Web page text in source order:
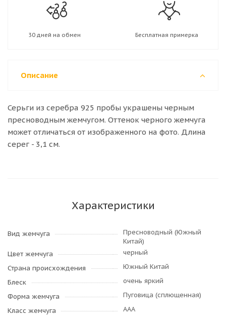
30 дней на обмен Бесплатная примерка
Описание
Серьги из серебра 925 пробы украшены черным
пресноводным жемчугом. Оттенок черного жемчуга
может отличаться от изображенного на фото. Длина
серег - 3,1 см.
Характеристики
Вид жемчуга
Пресноводный (Южный
Китай)
Цвет жемчуга
черный
Страна происхождения
Южный Китай
Блеск
очень яркий
Форма жемчуга
Пуговица (сплющенная)
Класс жемчуга
AAA